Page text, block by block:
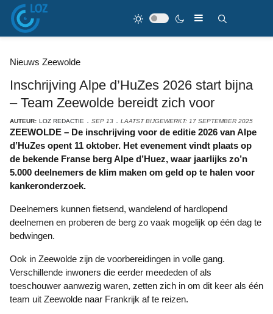
Nieuws Zeewolde
Inschrijving Alpe d’HuZes 2026 start bijna
– Team Zeewolde bereidt zich voor
AUTEUR: LOZ REDACTIE SEP 13 LAATST BIJGEWERKT: 17 SEPTEMBER 2025
ZEEWOLDE – De inschrijving voor de editie 2026 van Alpe
d’HuZes opent 11 oktober. Het evenement vindt plaats op
de bekende Franse berg Alpe d’Huez, waar jaarlijks zo’n
5.000 deelnemers de klim maken om geld op te halen voor
kankeronderzoek.
Deelnemers kunnen fietsend, wandelend of hardlopend
deelnemen en proberen de berg zo vaak mogelijk op één dag te
bedwingen.
Ook in Zeewolde zijn de voorbereidingen in volle gang.
Verschillende inwoners die eerder meededen of als
toeschouwer aanwezig waren, zetten zich in om dit keer als één
team uit Zeewolde naar Frankrijk af te reizen.